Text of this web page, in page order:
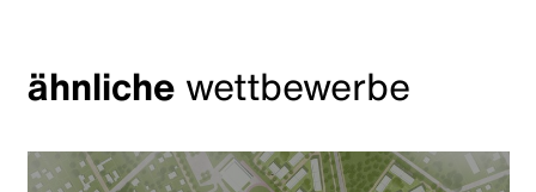
ähnlichewettbewerbe